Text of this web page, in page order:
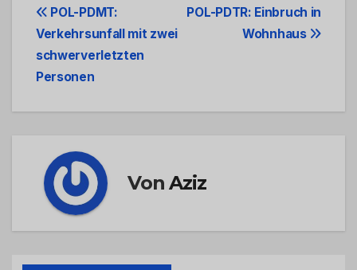
Beitrags-
Navigation
POL-PDTR: Einbruch in
Wohnhaus
POL-PDMT:
Verkehrsunfall mit zwei
schwerverletzten
Personen
VonAziz